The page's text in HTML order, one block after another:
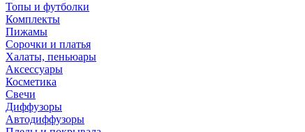
Топы и футболки
Комплекты
Пижамы
Сорочки и платья
Халаты, пеньюары
Аксессуары
Косметика
Свечи
Диффузоры
Автодиффузоры